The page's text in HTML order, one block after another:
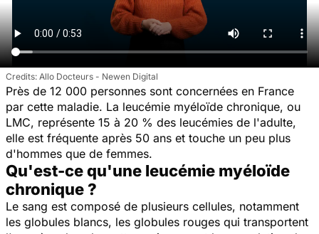
Allo Docteurs - Newen Digital
Près de 12 000 personnes sont concernées en France
par cette maladie. La leucémie myéloïde chronique, ou
LMC, représente 15 à 20 % des leucémies de l'adulte,
elle est fréquente après 50 ans et touche un peu plus
d'hommes que de femmes.
Qu'est-ce qu'une leucémie myéloïde
chronique ?
Le sang est composé de plusieurs cellules, notamment
les globules blancs, les globules rouges qui transportent